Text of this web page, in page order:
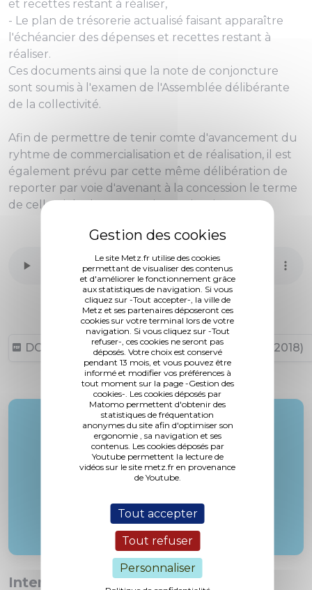
Le site Metz.fr utilise des cookies
permettant de visualiser des contenus
et d'améliorer le fonctionnement grâce
aux statistiques de navigation. Si vous
cliquez sur -Tout accepter-, la ville de
Metz et ses partenaires déposeront ces
cookies sur votre terminal lors de votre
navigation. Si vous cliquez sur -Tout
refuser-, ces cookies ne seront pas
déposés. Votre choix est conservé
pendant 13 mois, et vous pouvez être
informé et modifier vos préférences à
tout moment sur la page -Gestion des
cookies-. Les cookies déposés par
Matomo permettent d'obtenir des
statistiques de fréquentation
anonymes du site afin d'optimiser son
ergonomie , sa navigation et ses
contenus. Les cookies déposés par
Youtube permettent la lecture de
vidéos sur le site metz.fr en provenance
de Youtube.
Tout accepter
Tout refuser
Personnaliser
et recettes restant à réaliser,
- Le plan de trésorerie actualisé faisant apparaître
l'échéancier des dépenses et recettes restant à
réaliser.
Ces documents ainsi que la note de conjoncture
sont soumis à l'examen de l'Assemblée délibérante
de la collectivité.
Afin de permettre de tenir comte d'avancement du
ryhtme de commercialisation et de réalisation, il est
également prévu par cette même délibération de
reporter par voie d'avenant à la concession le terme
de celle-ci de deux ans, soit au 9 janvier 2023.
DCM N°18-09-27-20 (4,81 Mo, publié le 17/10/2018)
Rapporteur :
M. Gros
Interventions :